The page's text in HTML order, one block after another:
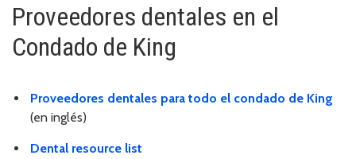
Proveedores dentales en el
Condado de King
Proveedores dentales para todo el condado de King
(en inglés)
Dental resource list